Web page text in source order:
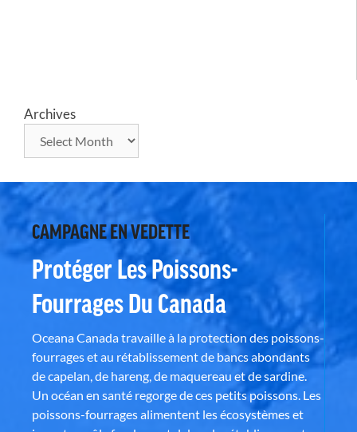
Archives
CAMPAGNE EN VEDETTE
Protéger Les Poissons-
Fourrages Du Canada
Oceana Canada travaille à la protection des poissons-
fourrages et au rétablissement de bancs abondants
de capelan, de hareng, de maquereau et de sardine.
Un océan en santé regorge de ces petits poissons. Les
poissons-fourrages alimentent les écosystèmes et